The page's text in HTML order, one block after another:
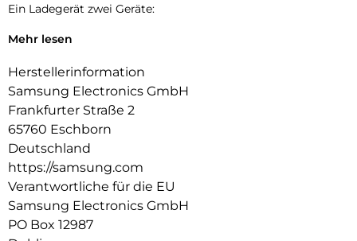
Ein Ladegerät zwei Geräte:
Du kannst zwei kompatible Geräte gleichzeitig aufladen –
die Galaxy Watch und deine Galaxy Buds.
Lade deine Geräte schnell wieder auf:
Der Wireless Charger Duo verfügt über ein eingebautes
Kühlsystem mit Lüfter und lädt dein Smartphone schnell
und mit wenig Stromverbrauch auf.
Lade dein Galaxy sicher auf:
Der Wireless Charger Duo mit einer Ladeleistung von bis zu
15 Watt ist eine gute Wahl, um dein kompatibles Galaxy vor
Mehr lesen
Herstellerinformation
Samsung Electronics GmbH
Frankfurter Straße 2
65760 Eschborn
Deutschland
https://samsung.com
Verantwortliche für die EU
Samsung Electronics GmbH
PO Box 12987